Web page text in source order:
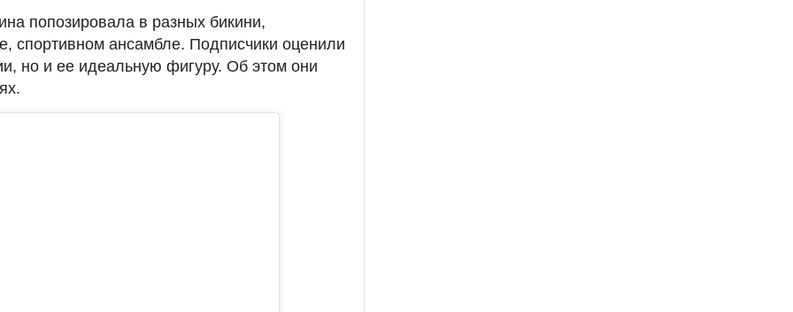
попозировала в разных бикини,
спортивном ансамбле. Подписчики оценили
но и ее идеальную фигуру. Об этом они